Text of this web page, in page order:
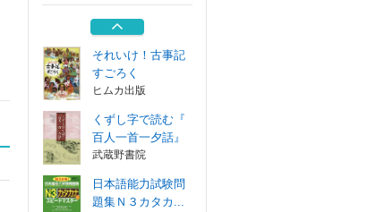
歌人選 ０５７
笠間書院
それいけ！古事記
すごろく
ヒムカ出版
くずし字で読む『
百人一首一夕話』
武蔵野書院
日本語能力試験問
題集Ｎ３カタカ...